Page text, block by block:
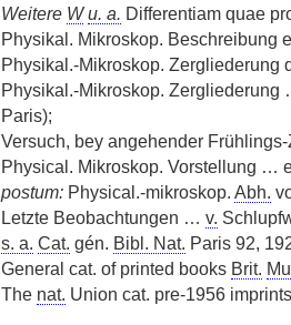
Weitere W u. a. Differentiam quae
Physikal. Mikroskop. Beschreibung
Physikal.-Mikroskop. Zergliederung
Physikal.-Mikroskop.
Paris);
Versuch, bey angehender
Physical. Mikroskop. Vorstellung …
postum:Physical.-mikroskop. Abh.
Letzte Beobachtungen … v.
s. a. Cat. gén. Bibl. Nat. Paris 92,
General cat. of| printed books Brit.
The nat. Union cat. pre-1956